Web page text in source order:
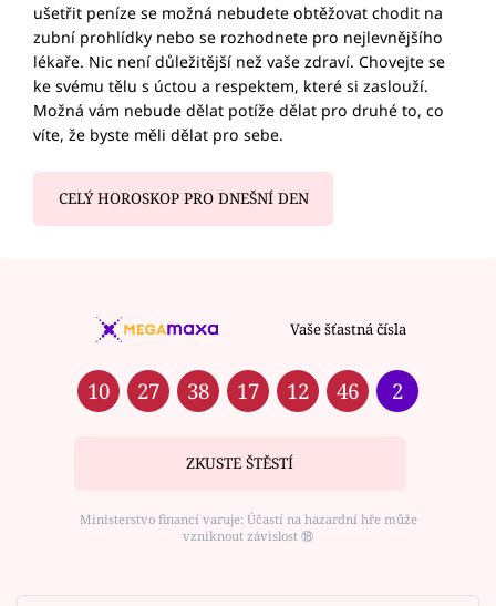
ušetřit peníze se možná nebudete obtěžovat chodit na
zubní prohlídky nebo se rozhodnete pro nejlevnějšího
lékaře. Nic není důležitější než vaše zdraví. Chovejte se
ke svému tělu s úctou a respektem, které si zaslouží.
Možná vám nebude dělat potíže dělat pro druhé to, co
víte, že byste měli dělat pro sebe.
CELÝ HOROSKOP PRO DNEŠNÍ DEN
Vaše šťastná čísla
10 27 38 17 12 46 2
ZKUSTE ŠTĚSTÍ
Ministerstvo financí varuje: Účastí na hazardní hře může
vzniknout závislost ⑱